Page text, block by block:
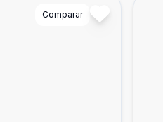
Comparar